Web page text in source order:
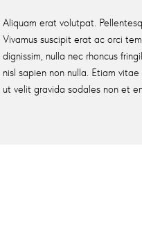
Aliquam erat volutpat.
Vivamus suscipit erat ac orci
dignissim, nulla nec rhoncus
nisl sapien non nulla. Etiam
ut velit gravida sodales non et